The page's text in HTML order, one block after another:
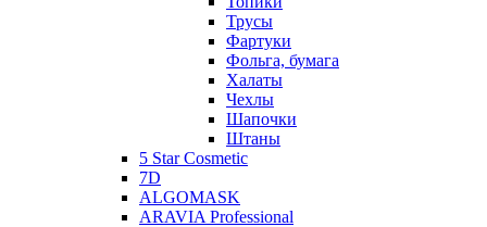
Трусы
Фартуки
Фольга, бумага
Халаты
Чехлы
Шапочки
Штаны
5 Star Cosmetic
7D
ALGOMASK
ARAVIA Professional